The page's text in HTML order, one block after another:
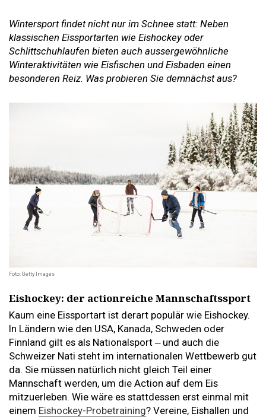
Wintersport findet nicht nur im Schnee statt: Neben
klassischen Eissportarten wie Eishockey oder
Schlittschuhlaufen bieten auch aussergewöhnliche
Winteraktivitäten wie Eisfischen und Eisbaden einen
besonderen Reiz. Was probieren Sie demnächst aus?
Foto: Getty Images
Eishockey: der actionreiche Mannschaftssport
Kaum eine Eissportart ist derart populär wie Eishockey.
In Ländern wie den USA, Kanada, Schweden oder
Finnland gilt es als Nationalsport ‒ und auch die
Schweizer Nati steht im internationalen Wettbewerb gut
da. Sie müssen natürlich nicht gleich Teil einer
Mannschaft werden, um die Action auf dem Eis
mitzuerleben. Wie wäre es stattdessen erst einmal mit
einem Eishockey-Probetraining? Vereine, Eishallen und